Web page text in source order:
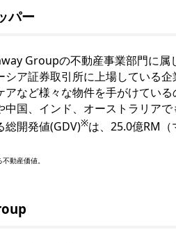
パー
Groupの不動産事業部門に属
ア証券取引所に上場している
など様々な物件を手がけてい
国、インド、オーストラリア
総開発値(GDV)※は、25.0億RM（
動産価値。